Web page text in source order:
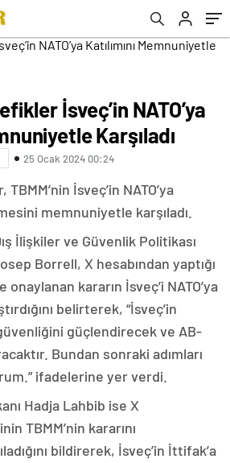
İsveç’in NATO’ya
Karşıladı
25 Ocak 2024 00:24
İsveç’in NATO’ya
memnuniyetle karşıladı.
İlişkiler ve Güvenlik Politikası
Borrell, X hesabından yaptığı
onaylanan kararın İsveç’i NATO’ya
belirterek, “İsveç’in
güvenliğini güçlendirecek ve AB-
Bundan sonraki adımları
ifadelerine yer verdi.
Hadja Lahbib ise X
TBMM’nin kararını
bildirerek, İsveç’in İttifak’a